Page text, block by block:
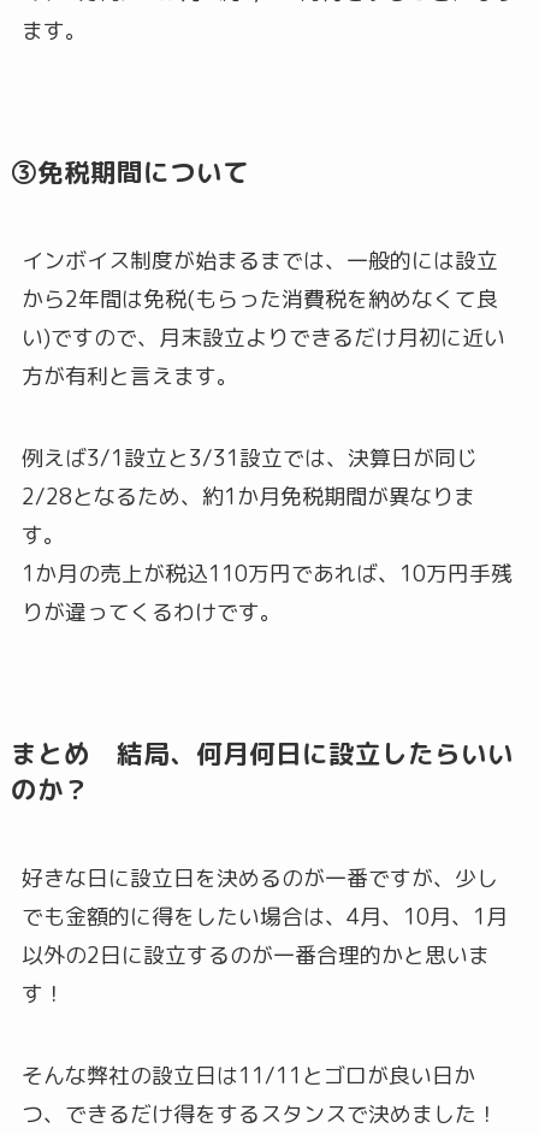
ます。
③免税期間について
インボイス制度が始まるまでは、一般的には設立
から2年間は免税(もらった消費税を納めなくて良
い)ですので、月末設立よりできるだけ月初に近い
方が有利と言えます。
例えば3/1設立と3/31設立では、決算日が同じ
2/28となるため、約1か月免税期間が異なりま
す。
1か月の売上が税込110万円であれば、10万円手残
りが違ってくるわけです。
まとめ 結局、何月何日に設立したらいい
のか？
好きな日に設立日を決めるのが一番ですが、少し
でも金額的に得をしたい場合は、4月、10月、1月
以外の2日に設立するのが一番合理的かと思いま
す！
そんな弊社の設立日は11/11とゴロが良い日か
つ、できるだけ得をするスタンスで決めました！